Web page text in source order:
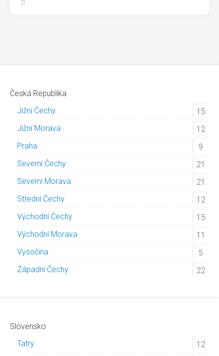
Česká Republika
Jižní Čechy
15
Jižní Morava
12
Praha
9
Severní Čechy
21
Severní Morava
21
Střední Čechy
12
Východní Čechy
15
Východní Morava
11
Vysočina
5
Západní Čechy
22
Slovensko
Tatry
12